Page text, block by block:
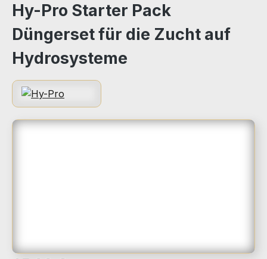
Hy-Pro Starter Pack
Düngerset für die Zucht auf
Hydrosysteme
Bildergalerie überspringen